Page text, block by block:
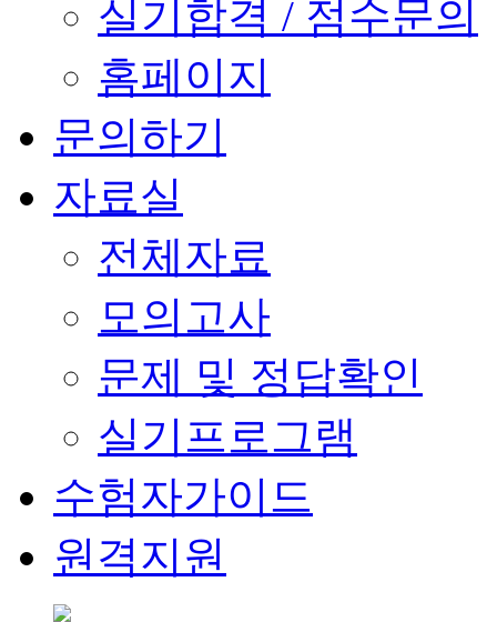
실기합격 / 점수문의
홈페이지
문의하기
자료실
전체자료
모의고사
문제 및 정답확인
실기프로그램
수험자가이드
원격지원